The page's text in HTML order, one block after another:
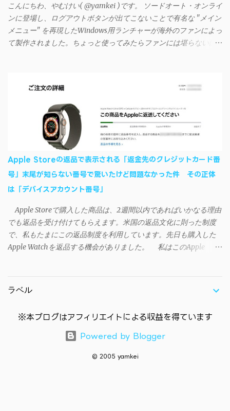
すれば完了 一度この手順を施せば、言語設定は日本語に戻して
もOKだ。これでWi-Fiを使った同期機能が使えるようになる。USB
接続による同期については、アプリに根本的な不具合が発生して
おり、現時点で使えないようだ。諦めよう。 今回の不具合につ
iSyncrを活用することで、Androidデバイスでもレート機能や再生
ートフォンに移行したい場合に役立つはずだ。
こんにちわ、やむけい( @yamkei )です。 ソードオート・オンライ
ンに登場し、ログアウトボタンが出てこないことで有名な "メイン
メニュー" を再現したWindows用ランチャーが海外のファンによっ
て製作されました。ちょっと使ってみたらファンには堪らないほ
す・・・。カッコイイ！！ 開発ページ（英語） gpbeta.com - The
SAO Utilities Project – development log インストール（導入）手順
1. 開発ページ のDownloadsの項目から自分のOSにあったファイル
をダウンロードする。 Windows（Windows2000, XP, Vista, Win7,
Win8）に対応です。 （ ◆自分のパソコンが 32 ビット版か 64 ビッ
ト版かを確認したい ） 2.ダウンロードしたファイルを解凍後、
（自分はProgram Filesの中に移動させちゃいました）フォルダの
中にある SAO Utils.exe を実行。 3.アップデートがある場合は起動
時に知らせてくれるので、パッチをダウンロードしましょう。 ダ
て切り取り、先ほどダウンロードした SAO Utilsフォルダ へ貼り付
け、新しいファイルへ置き換えることで適用できます。 起動方法
と各種設定 アップデートが完了したら改めて SAO Utils.exe を起動
すると、アニメで見覚えのあるスプラッシュウィンドウがSEとと
（ランチャーの中からも可能です）簡単ですが日本語訳。（現在
できていなかったら？ 自動...
Apple Storeの返品で表示される「返金先のクレジットカード番
号」末尾が知らない番号で驚いたけど問題なかった件 その正体
は「デバイスアカウント番号」
Apple Storeで購入した商品は、2週間以内であればいかなる理由
でも返品を受け付けてもらえます。米国の返品文化に則った制度
で、私もたまにこの返品制度を利用しています。先日も購入した
Apple Watchを返品する機会がありました。 私はこのApple
が、返品状況が分かる概要ページには見覚えのないクレカ番号
ー部分参照）。 Apple Payのメインカードに登録しているクレカ
の番号末尾はYYYYだったので、この時点で頭の中は「？？？？」
混乱してしまいました。 「何らかのエラーで知らない人のクレ
ラベル
※本ブログはアフィリエイトによる収益を得ています
Powered by Blogger
© 2005 yamkei